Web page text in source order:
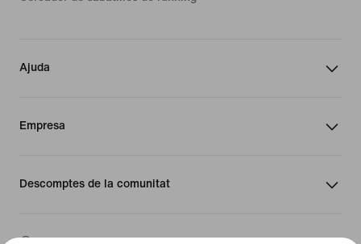
Ajuda
Empresa
Descomptes de la comunitat